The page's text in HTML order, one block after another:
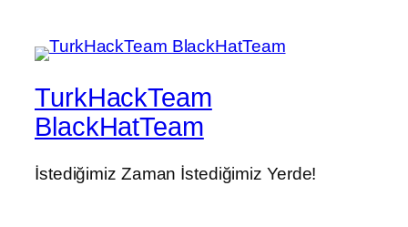
TurkHackTeam
BlackHatTeam
İstediğimiz Zaman İstediğimiz Yerde!